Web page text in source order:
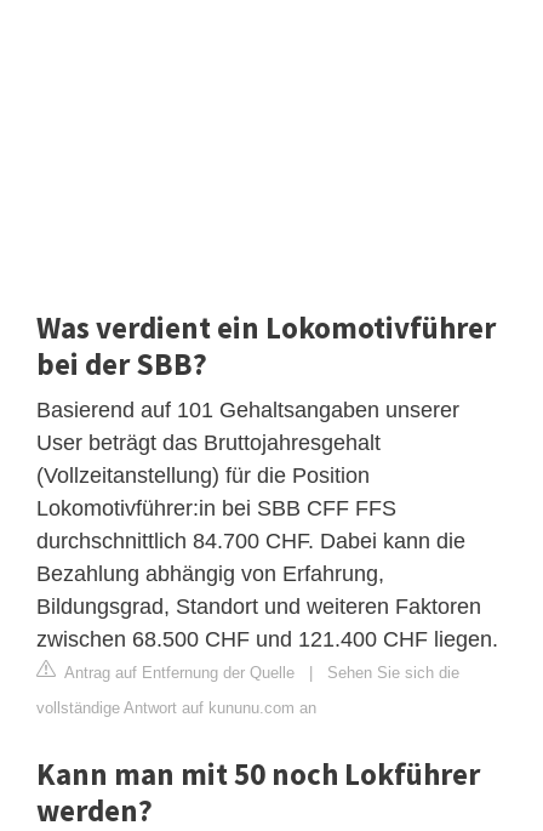
Was verdient ein Lokomotivführer
bei der SBB?
Basierend auf 101 Gehaltsangaben unserer
User beträgt das Bruttojahresgehalt
(Vollzeitanstellung) für die Position
Lokomotivführer:in bei SBB CFF FFS
durchschnittlich 84.700 CHF. Dabei kann die
Bezahlung abhängig von Erfahrung,
Bildungsgrad, Standort und weiteren Faktoren
zwischen 68.500 CHF und 121.400 CHF liegen.
Antrag auf Entfernung der Quelle | Sehen Sie sich die
vollständige Antwort auf kununu.com an
Kann man mit 50 noch Lokführer
werden?